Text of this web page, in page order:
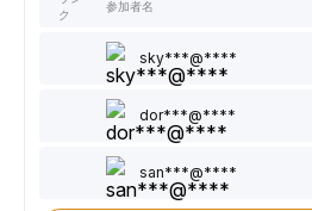
ク
参加者名
sky***@****
dor***@****
san***@****